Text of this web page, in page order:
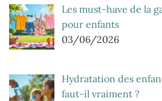
Les must-have de la
pour enfants
03/06/2026
Hydratation des
faut-il vraiment ?